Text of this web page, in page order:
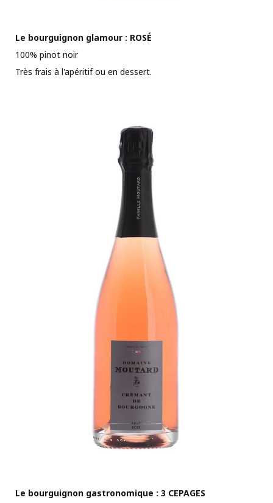
Le bourguignon glamour : ROSÉ
100% pinot noir
Très frais à l'apéritif ou en dessert.
Le bourguignon gastronomique : 3 CEPAGES